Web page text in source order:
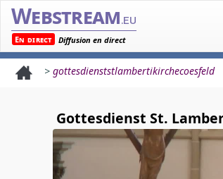
Webstream.eu
En direct Diffusion en direct
> gottesdienststlambertikirchecoesfeld
Gottesdienst St.